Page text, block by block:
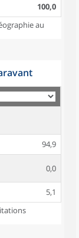
100,0
au
94,9
0,0
5,1